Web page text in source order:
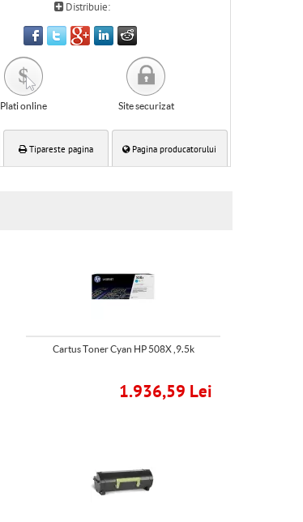
Distribuie:
Plati online Site securizat
Tipareste pagina Pagina producatorului
Cartus Toner Cyan HP 508X ,9.5k
1.936,59 Lei